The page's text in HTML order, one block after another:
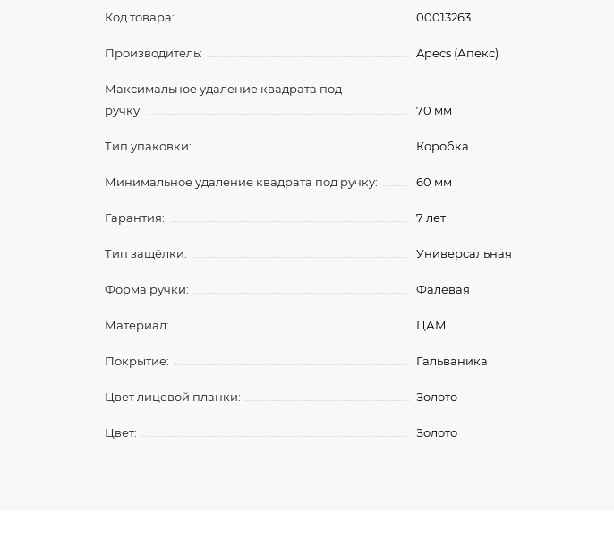
Код товара: 00013263
Производитель: Apecs (Апекс)
Максимальное удаление квадрата под
ручку:
70 мм
Тип упаковки: Коробка
Минимальное удаление квадрата под ручку: 60 мм
Гарантия: 7 лет
Тип защёлки: Универсальная
Форма ручки: Фалевая
Материал: ЦАМ
Покрытие: Гальваника
Цвет лицевой планки: Золото
Цвет: Золото